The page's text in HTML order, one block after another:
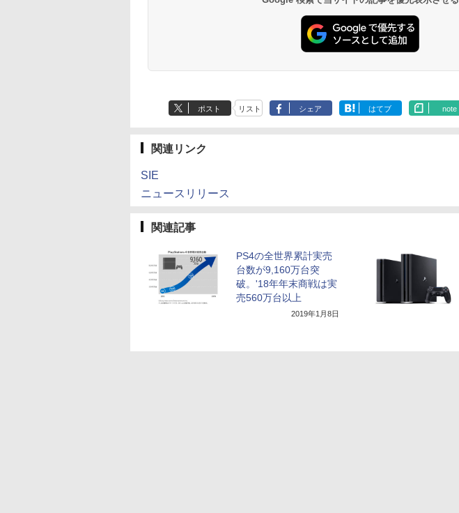
ポスト リスト シェア はてブ note
関連リンク
SIE
ニュースリリース
関連記事
PS4の全世界累計実売
台数が9,160万台突
破。'18年年末商戦は実
売560万台以上
2019年1月8日